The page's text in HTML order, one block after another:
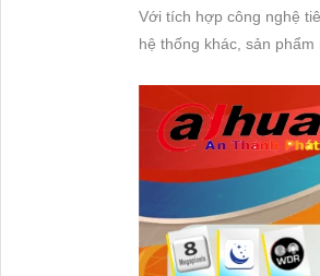
Với tích hợp công nghệ
hệ thống khác, sản